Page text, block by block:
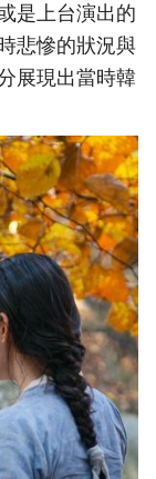
是上台演出的
悲慘的狀況與
展現出當時韓